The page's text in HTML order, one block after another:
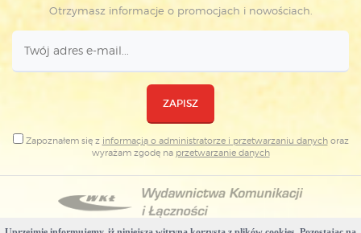
Otrzymasz informacje o promocjach i nowościach.
ZAPISZ
Zapoznałem się z informacją o administratorze i przetwarzaniu danychoraz
wyrażam zgodę na przetwarzanie danych